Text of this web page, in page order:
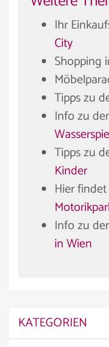
Ihr
City
Shopping
Tipps zu
Info zu
Tipps zu
Kinder
Hier
Info zu
in Wien
KATEGORIEN